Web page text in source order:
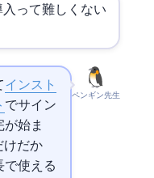
導入って難しくない
ペンギン先生
インスト
でサイン
始ま
けだか
で使える